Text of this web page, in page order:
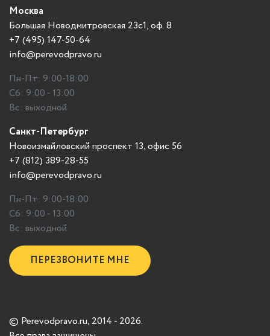
Москва
Большая Новодмитровская 23с1, оф. 8
+7 (495) 147-50-64
info@perevodpravo.ru
Пн-Пт: 9:00-18:00
Сб: 9:00 - 13:00
Вс: выходной
Санкт-Петербург
Новоизмайловский проспект 13, офис 56
+7 (812) 389-28-55
info@perevodpravo.ru
Пн-Пт: 9:00-18:00
Сб: 9:00 - 13:00
Вс: выходной
ПЕРЕЗВОНИТЕ МНЕ
© Perevodpravo.ru, 2014 - 2026.